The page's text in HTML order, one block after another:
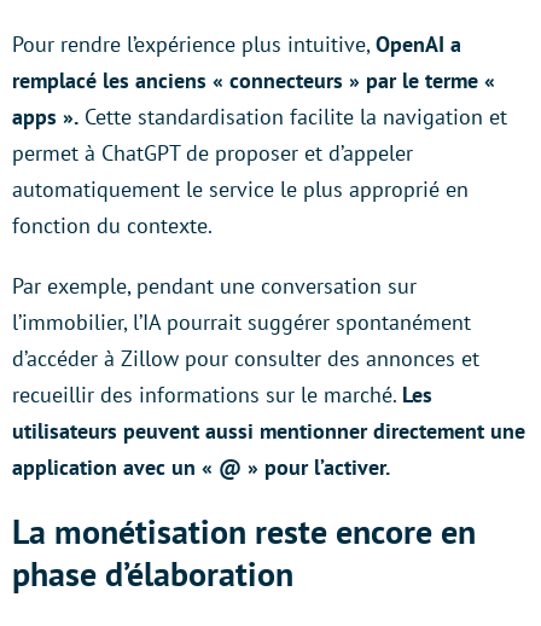
Pour rendre l’expérience plus intuitive,OpenAI a
remplacé les anciens « connecteurs » par le terme «
apps ». Cette standardisation facilite la navigation et
permet à ChatGPT de proposer et d’appeler
automatiquement le service le plus approprié en
fonction du contexte.
Par exemple, pendant une conversation sur
l’immobilier, l’IA pourrait suggérer spontanément
d’accéder à Zillow pour consulter des annonces et
recueillir des informations sur le marché. Les
utilisateurs peuvent aussi mentionner directement une
application avec un « @ » pour l’activer.
La monétisation reste encore en
phase d’élaboration